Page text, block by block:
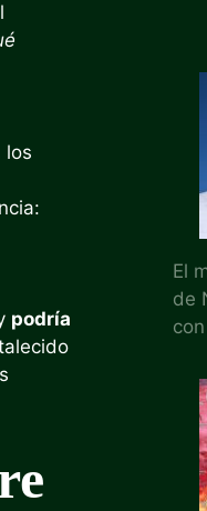
los
podría
El
de